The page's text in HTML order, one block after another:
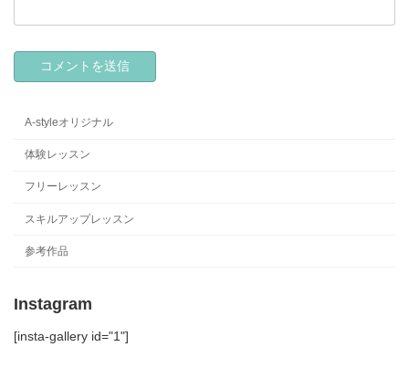
A-styleオリジナル
体験レッスン
フリーレッスン
スキルアップレッスン
参考作品
Instagram
[insta-gallery id="1"]